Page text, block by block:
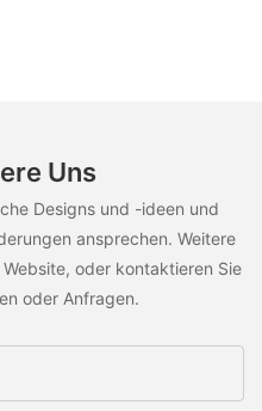
Uns
Designs und -ideen und
ansprechen. Weitere
oder kontaktieren Sie
oder Anfragen.